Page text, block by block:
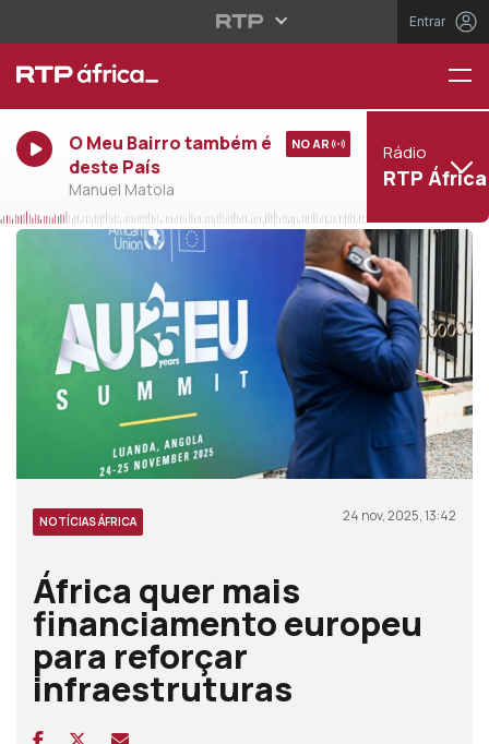
Entrar
O Meu Bairro também é
deste País
Manuel Matola
NO AR Rádio
RTP África
NOTÍCIAS ÁFRICA 24 nov, 2025, 13:42
África quer mais
financiamento europeu
para reforçar
infraestruturas